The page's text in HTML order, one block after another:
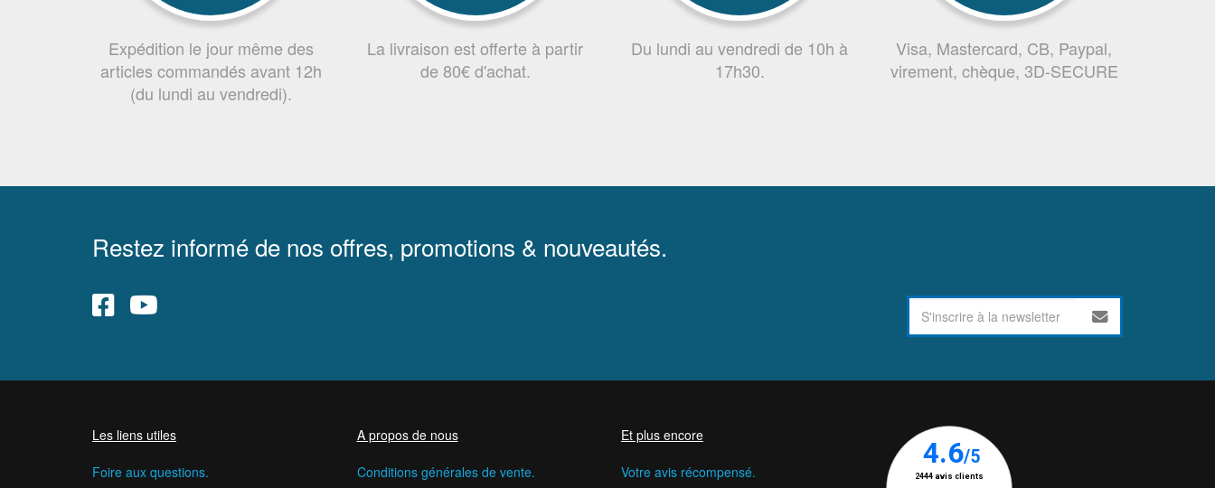
Expédition le jour même des
articles commandés avant 12h
(du lundi au vendredi).
La livraison est offerte à partir
de 80€ d'achat.
Du lundi au vendredi de 10h à
17h30.
Visa, Mastercard, CB, Paypal,
virement, chèque, 3D-SECURE
Restez informé de nos offres, promotions & nouveautés.
Les liens utiles
Foire aux questions.
A propos de nous
Conditions générales de vente.
Et plus encore
Votre avis récompensé.